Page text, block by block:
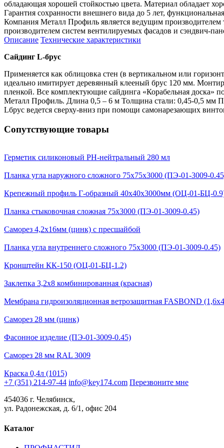
обладающая хорошей стойкостью цвета. Материал обладает
Гарантия сохранности внешнего вида до 5 лет,
Компания Металл Профиль является ведущим
производителем систем вентилируемых фасадов и сэндвич-
Описание Технические характеристики
Сайдинг L-брус
Применяется как облицовка стен (в вертикальном или
идеально имитирует деревянный клееный брус 120 мм.
пленкой. Все комплектующие сайдинга «Корабельная доска»
Металл Профиль. Длина 0,5 – 6 м Толщина стали: 0,45-0,5 мм
Lбрус ведется сверху-вниз при помощи самонарезающих
Сопутствующие товары
Герметик силиконовый PH-нейтральный 280 мл
Планка угла наружного сложного 75х75х3000 (ПЭ-01-3009-
Крепежный профиль Г-образный 40х40х3000мм (ОЦ-01-БЦ-
Планка стыковочная сложная 75х3000 (ПЭ-01-3009-0.45)
Саморез 4,2х16мм (цинк) с пресшайбой
Планка угла внутреннего сложного 75х3000 (ПЭ-01-3009-0.45)
Кронштейн КК-150 (ОЦ-01-БЦ-1.2)
Заклепка 3,2х8 комбинированная (красная)
Мембрана гидроизоляционная ветрозащитная FASBOND
Саморез 28 мм (цинк)
Фасонное изделие (ПЭ-01-3009-0.45)
Саморез 28 мм RAL 3009
Краска 0,4л (1015)
+7 (351) 214-97-44 info@key174.com Перезвоните мне
454036 г. Челябинск,
ул. Радонежская, д. 6/1, офис 204
Каталог